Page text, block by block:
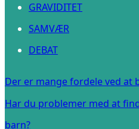
GRAVIDITET
SAMVÆR
DEBAT
Der er mange fordele ved at
Har du problemer med at
barn?